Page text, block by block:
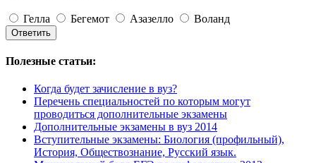
Гелла Бегемот Азазелло Воланд
Полезные статьи:
Когда будет зачисление в вуз?
Перечень специальностей по которым могут
проводиться дополнительные экзамены
Дополнительные экзамены в вуз 2014
Вступительные экзамены: Биология (профильный),
История, Обществознание, Русский язык.